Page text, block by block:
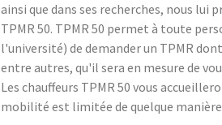
ainsi que dans ses recherches, nous
TPMR 50. TPMR 50 permet à toute
l'université) de demander un TPMR
entre autres, qu'il sera en mesure de
Les chauffeurs TPMR 50 vous
mobilité est limitée de quelque manière